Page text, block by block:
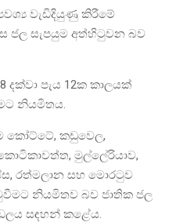
වැඩිදියුණු කිරීමේ
ජල සැපයුම අත්හිටුවන බව
දක්වා පැය 12ක කාලයක්
නියමිතය.
කෝට්ටේ, කඩුවෙල,
මුල්ලේරියාව,
රත්මලාන සහ මොරටුව
නියමිතව බව ජාතික ජල
සඳහන් කළේය.